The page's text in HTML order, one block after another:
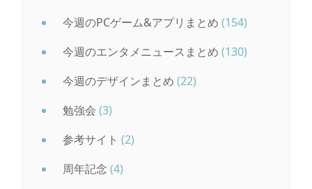
今週のPCゲーム&アプリまとめ (154)
今週のエンタメニュースまとめ (130)
今週のデザインまとめ (22)
勉強会 (3)
参考サイト (2)
周年記念 (4)